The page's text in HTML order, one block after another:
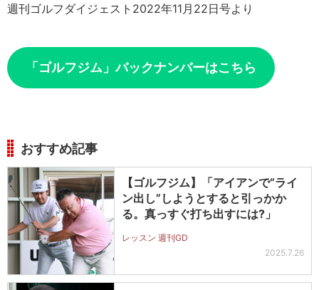
週刊ゴルフダイジェスト2022年11月22日号より
「ゴルフジム」バックナンバーはこちら
おすすめ記事
【ゴルフジム】「アイアンで“ライ
ン出し”しようとすると引っかか
る。真っすぐ打ち出すには?」
レッスン 週刊GD
2025.7.26